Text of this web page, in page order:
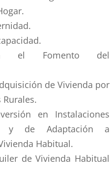
el Fomento del
de Vivienda por
Rurales.
en Instalaciones
y de Adaptación a
Habitual.
de Vivienda Habitual